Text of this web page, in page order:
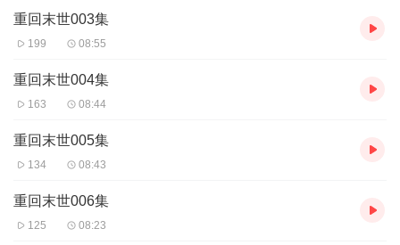
重回末世003集
199 08:55
重回末世004集
163 08:44
重回末世005集
134 08:43
重回末世006集
125 08:23